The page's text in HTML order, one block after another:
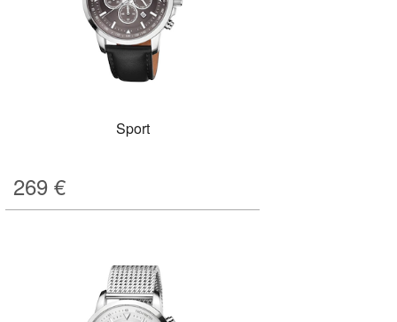
Sport
269 €